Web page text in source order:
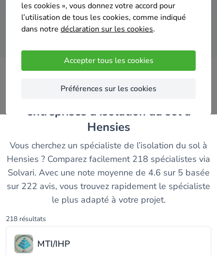
les cookies », vous donnez votre accord pour
l’utilisation de tous les cookies, comme indiqué
dans notre déclaration sur les cookies.
Accepter tous les cookies
Préférences sur les cookies
Comparer des devis
entreprises d'isolation du sol à
Hensies
Vous cherchez un spécialiste de l’isolation du sol à
Hensies ? Comparez facilement 218 spécialistes via
Solvari. Avec une note moyenne de 4.6 sur 5 basée
sur 222 avis, vous trouvez rapidement le spécialiste
le plus adapté à votre projet.
218 résultats
MTI/IHP